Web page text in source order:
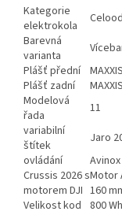
Kategorie
elektrokola
Barevná
varianta
Plášť přední
Plášť zadní
Modelová
řada
11
variabilní
štítek
Jaro
ovládání
Crussis 2026 s
motorem DJI
Motor
160
Velikost kod 800